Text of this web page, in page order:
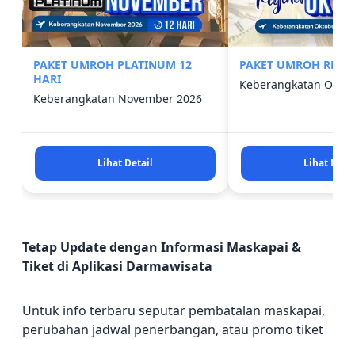
PAKET UMROH PLATINUM 12
HARI
Keberangkatan November 2026
Lihat Detail
PAKET UMROH
Keberangkatan
Lihat
Tetap Update dengan Informasi Maskapai &
Tiket di Aplikasi Darmawisata
Untuk info terbaru seputar pembatalan maskapai,
perubahan jadwal penerbangan, atau promo tiket